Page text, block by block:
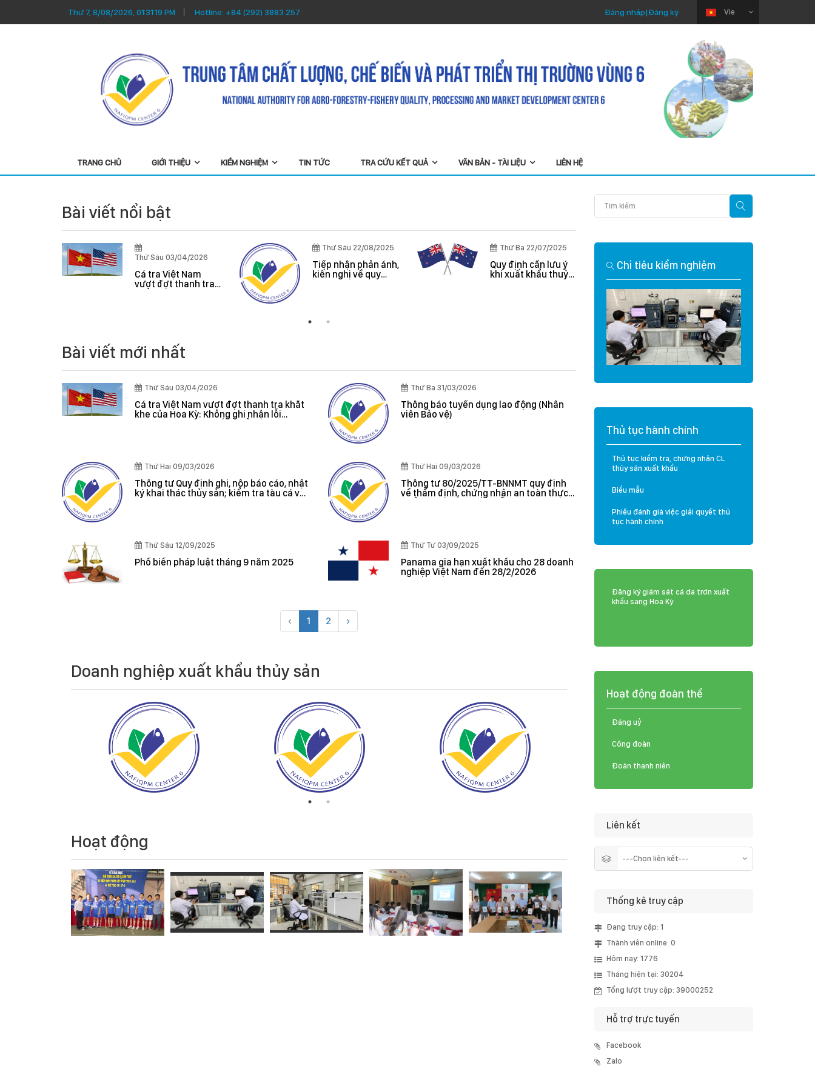
Thứ 7, 8/08/2026, 01:31:20 PM Hotline:+84 (292) 3883 257 Vie
Đăng nhập|Đăng ký
TRANG CHỦ GIỚI THIỆU KIỂM NGHIỆM TIN TỨC TRA CỨU KẾT QUẢ VĂN BẢN - TÀI LIỆU LIÊN HỆ
Bài viết nổi bật
Thứ Sáu 03/04/2026
Cá tra Việt Nam
vượt đợt thanh tra
Thứ Sáu 22/08/2025
Tiếp nhận phản ánh,
kiến nghị về quy
Thứ Ba 22/07/2025
Quy định cần lưu ý
khi xuất khẩu thuỷ
Phân tích nhanh
Cadimi và Vàng O
trên mẫu Mít và Sầu
Bài viết mới nhất
Thứ Sáu 03/04/2026
Cá tra Việt Nam vượt đợt thanh tra khắt
khe của Hoa Kỳ: Không ghi nhận lỗi
Thứ Ba 31/03/2026
Thông báo tuyển dụng lao động (Nhân
viên Bảo vệ)
Thứ Hai 09/03/2026
Thông tư Quy định ghi, nộp báo cáo, nhật
ký khai thác thủy sản; kiểm tra tàu cá và
Thứ Hai 09/03/2026
Thông tư 80/2025/TT-BNNMT quy định
về thẩm định, chứng nhận an toàn thực
Thứ Sáu 12/09/2025
Phổ biến pháp luật tháng 9 năm 2025
Thứ Tư 03/09/2025
Panama gia hạn xuất khẩu cho 28 doanh
nghiệp Việt Nam đến 28/2/2026
‹ 1 2 ›
Doanh nghiệp xuất khẩu thủy sản
Hoạt động
Chỉ tiêu kiểm nghiệm
Thủ tục hành chính
Thủ tục kiểm tra, chứng nhận CL
thủy sản xuất khẩu
Biểu mẫu
Phiếu đánh giá việc giải quyết thủ
tục hành chính
Đăng ký giám sát cá da trơn xuất
khẩu sang Hoa Kỳ
Hoạt động đoàn thể
Đảng uỷ
Công đoàn
Đoàn thanh niên
Liên kết
Thống kê truy cập
Đang truy cập: 1
Thành viên online: 0
Hôm nay: 1776
Tháng hiện tại: 30204
Tổng lượt truy cập: 39000252
Hỗ trợ trực tuyến
Facebook
Zalo